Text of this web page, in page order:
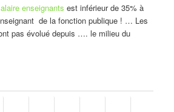
enseignantsest inférieur de 35% à
de la fonction publique ! … Les
pas évolué depuis …. le milieu du